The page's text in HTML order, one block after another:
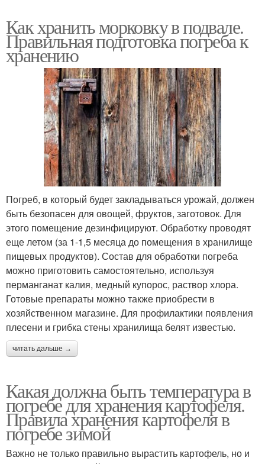
Как хранить морковку в подвале.
Правильная подготовка погреба к
хранению
Погреб, в который будет закладываться урожай, должен
быть безопасен для овощей, фруктов, заготовок. Для
этого помещение дезинфицируют. Обработку проводят
еще летом (за 1-1,5 месяца до помещения в хранилище
пищевых продуктов). Состав для обработки погреба
можно приготовить самостоятельно, используя
перманганат калия, медный купорос, раствор хлора.
Готовые препараты можно также приобрести в
хозяйственном магазине. Для профилактики появления
плесени и грибка стены хранилища белят известью.
читать дальше →
Какая должна быть температура в
погребе для хранения картофеля.
Правила хранения картофеля в
погребе зимой
Важно не только правильно вырастить картофель, но и